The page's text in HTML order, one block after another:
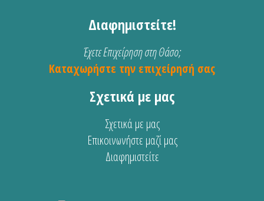
Διαφημιστείτε!
Έχετε Επιχείρηση στη Θάσο;
Καταχωρήστε την επιχείρησή σας
Σχετικά με μας
Σχετικά με μας
Επικοινωνήστε μαζί μας
Διαφημιστείτε